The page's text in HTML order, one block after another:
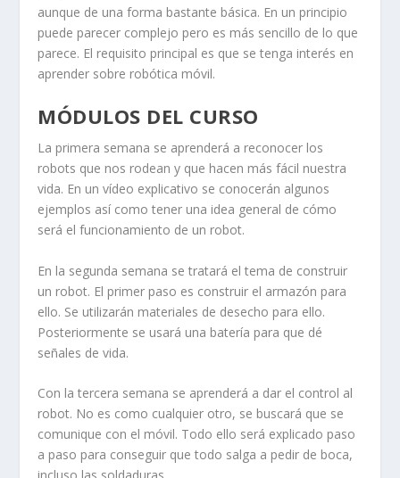
aunque de una forma bastante básica. En un principio
puede parecer complejo pero es más sencillo de lo que
parece. El requisito principal es que se tenga interés en
aprender sobre robótica móvil.
MÓDULOS DEL CURSO
La primera semana se aprenderá a reconocer los
robots que nos rodean y que hacen más fácil nuestra
vida. En un vídeo explicativo se conocerán algunos
ejemplos así como tener una idea general de cómo
será el funcionamiento de un robot.
En la segunda semana se tratará el tema de construir
un robot. El primer paso es construir el armazón para
ello. Se utilizarán materiales de desecho para ello.
Posteriormente se usará una batería para que dé
señales de vida.
Con la tercera semana se aprenderá a dar el control al
robot. No es como cualquier otro, se buscará que se
comunique con el móvil. Todo ello será explicado paso
a paso para conseguir que todo salga a pedir de boca,